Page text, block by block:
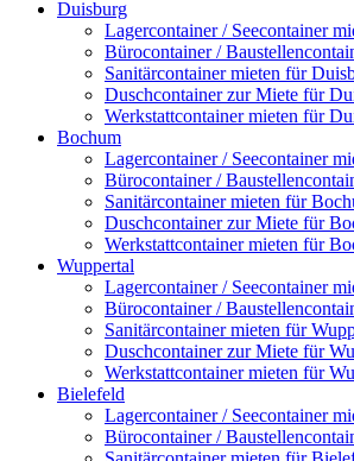
Duisburg
Lagercontainer / Seecontainer
Bürocontainer /
Sanitärcontainer mieten für
Duschcontainer zur Miete für
Werkstattcontainer mieten für
Bochum
Lagercontainer / Seecontainer
Bürocontainer /
Sanitärcontainer mieten für
Duschcontainer zur Miete für
Werkstattcontainer mieten für
Wuppertal
Lagercontainer / Seecontainer
Bürocontainer /
Sanitärcontainer mieten für
Duschcontainer zur Miete für
Werkstattcontainer mieten für
Bielefeld
Lagercontainer / Seecontainer
Bürocontainer /